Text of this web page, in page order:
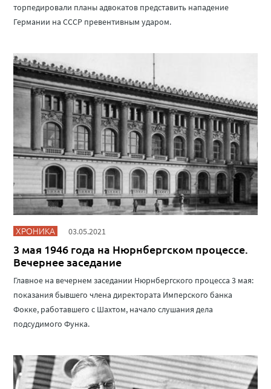
торпедировали планы адвокатов представить нападение
Германии на СССР превентивным ударом.
ХРОНИКА 03.05.2021
3 мая 1946 года на Нюрнбергском процессе.
Вечернее заседание
Главное на вечернем заседании Нюрнбергского процесса 3 мая:
показания бывшего члена директората Имперского банка
Фокке, работавшего с Шахтом, начало слушания дела
подсудимого Функа.